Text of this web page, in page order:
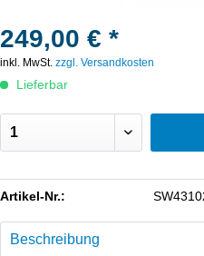
249,00 € *
inkl. MwSt. zzgl. Versandkosten
Lieferbar
Artikel-Nr.:
Beschreibung